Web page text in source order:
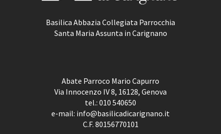
Basilica Abbazia Collegiata Parrocchia
Santa Maria Assunta in Carignano
Abate Parroco Mario Capurro
Via Innocenzo IV 8, 16128, Genova
tel.: 010 540650
e-mail: info@basilicadicarignano.it
C.F. 80156770101